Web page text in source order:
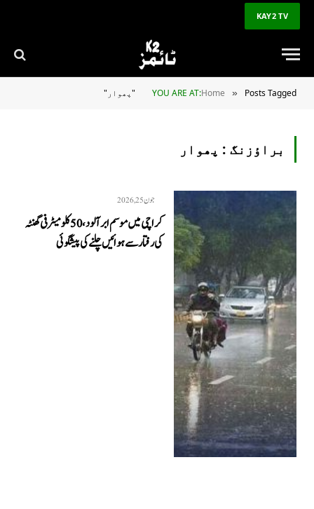
KAY2 TV
YOU ARE AT:Home » Posts Tagged "پھوار"
براؤزنگ : پھوار
جون 25, 2026
کراچی میں موسم ابر آلود، 50 کلو میٹر فی گھنٹہ
کی رفتار سے ہوائیں چلنے کی پیشگوئی